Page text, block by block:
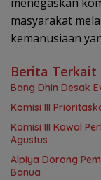
masyarakat
kemanusiaan
Berita Terkait
‎Bang Dhin Desak
‎Komisi III
Komisi III Kawal
Agustus
‎Alpiya Dorong
Banua ‎